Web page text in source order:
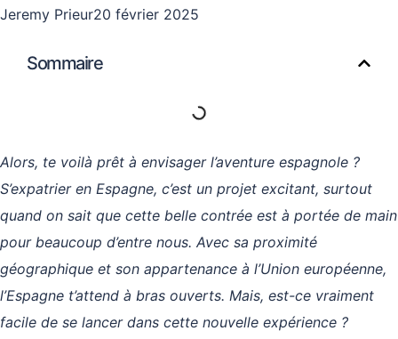
Jeremy Prieur20 février 2025
Sommaire
Alors, te voilà prêt à envisager l’aventure espagnole ?
S’expatrier en Espagne, c’est un projet excitant, surtout
quand on sait que cette belle contrée est à portée de main
pour beaucoup d’entre nous. Avec sa proximité
géographique et son appartenance à l’Union européenne,
l’Espagne t’attend à bras ouverts. Mais, est-ce vraiment
facile de se lancer dans cette nouvelle expérience ?